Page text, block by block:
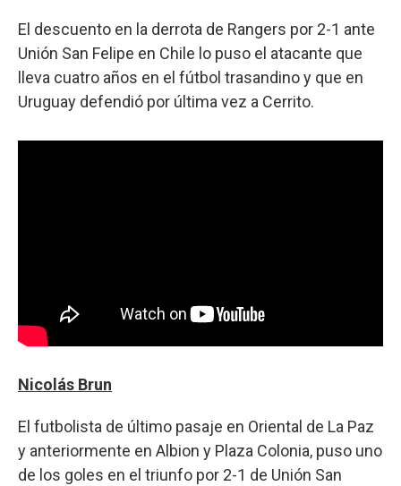
El descuento en la derrota de Rangers por 2-1 ante
Unión San Felipe en Chile lo puso el atacante que
lleva cuatro años en el fútbol trasandino y que en
Uruguay defendió por última vez a Cerrito.
Nicolás Brun
El futbolista de último pasaje en Oriental de La Paz
y anteriormente en Albion y Plaza Colonia, puso uno
de los goles en el triunfo por 2-1 de Unión San